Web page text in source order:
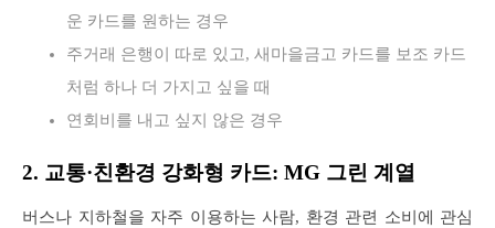
운 카드를 원하는 경우
주거래 은행이 따로 있고, 새마을금고 카드를 보조 카드
처럼 하나 더 가지고 싶을 때
연회비를 내고 싶지 않은 경우
2. 교통·친환경 강화형 카드: MG 그린 계열
버스나 지하철을 자주 이용하는 사람, 환경 관련 소비에 관심